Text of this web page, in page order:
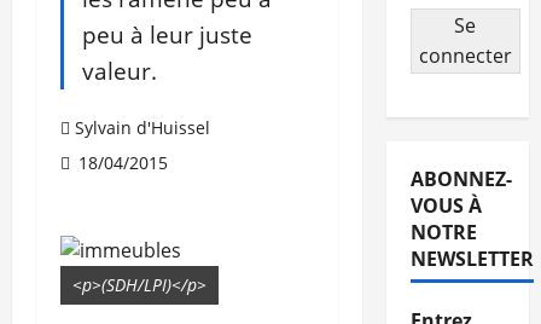
peu à leur juste
valeur.
Sylvain d'Huissel
18/04/2015
<p>(SDH/LPI)</p>
Se
connecter
ABONNEZ-
VOUS À
NOTRE
NEWSLETTER